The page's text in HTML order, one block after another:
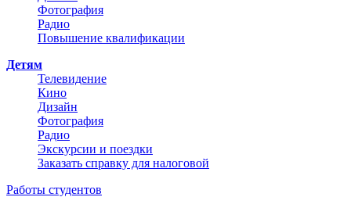
Фотография
Радио
Повышение квалификации
Детям
Телевидение
Кино
Дизайн
Фотография
Радио
Экскурсии и поездки
Заказать справку для налоговой
Работы студентов